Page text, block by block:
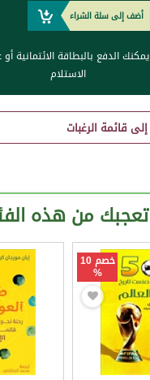
أضف إلى سلة الشراء
يمكنك الدفع بالبطاقة الائتمانية أو
الاستلام
قائمة الرغبات
من هذه
خصم 10
%